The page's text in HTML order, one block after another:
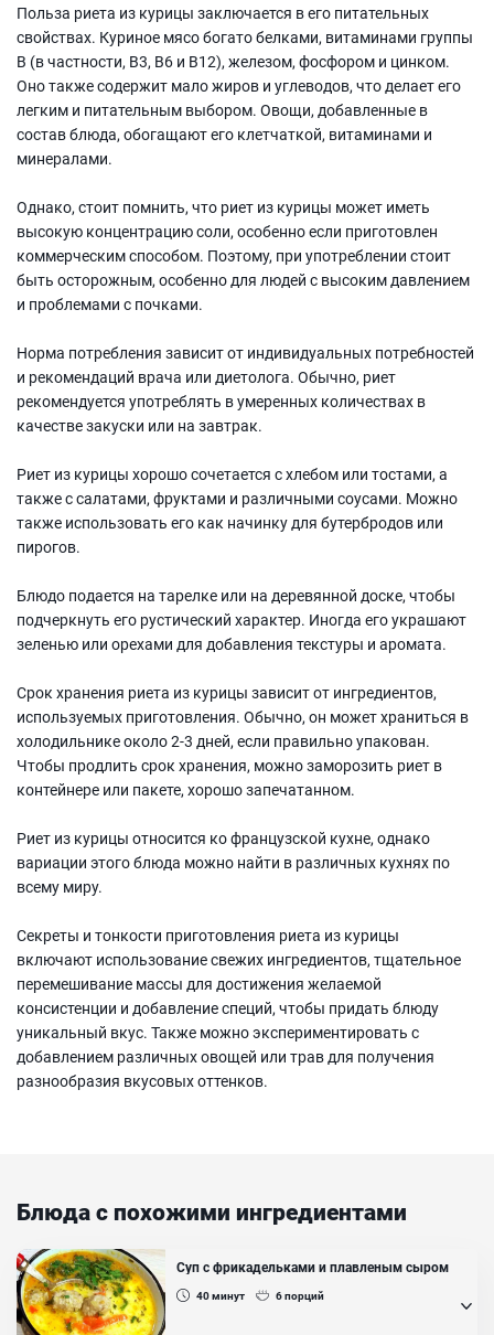
Польза риета из курицы заключается в его питательных
свойствах. Куриное мясо богато белками, витаминами группы
B (в частности, B3, B6 и B12), железом, фосфором и цинком.
Оно также содержит мало жиров и углеводов, что делает его
легким и питательным выбором. Овощи, добавленные в
состав блюда, обогащают его клетчаткой, витаминами и
минералами.
Однако, стоит помнить, что риет из курицы может иметь
высокую концентрацию соли, особенно если приготовлен
коммерческим способом. Поэтому, при употреблении стоит
быть осторожным, особенно для людей с высоким давлением
и проблемами с почками.
Норма потребления зависит от индивидуальных потребностей
и рекомендаций врача или диетолога. Обычно, риет
рекомендуется употреблять в умеренных количествах в
качестве закуски или на завтрак.
Риет из курицы хорошо сочетается с хлебом или тостами, а
также с салатами, фруктами и различными соусами. Можно
также использовать его как начинку для бутербродов или
пирогов.
Блюдо подается на тарелке или на деревянной доске, чтобы
подчеркнуть его рустический характер. Иногда его украшают
зеленью или орехами для добавления текстуры и аромата.
Срок хранения риета из курицы зависит от ингредиентов,
используемых приготовления. Обычно, он может храниться в
холодильнике около 2-3 дней, если правильно упакован.
Чтобы продлить срок хранения, можно заморозить риет в
контейнере или пакете, хорошо запечатанном.
Риет из курицы относится ко французской кухне, однако
вариации этого блюда можно найти в различных кухнях по
всему миру.
Секреты и тонкости приготовления риета из курицы
включают использование свежих ингредиентов, тщательное
перемешивание массы для достижения желаемой
консистенции и добавление специй, чтобы придать блюду
уникальный вкус. Также можно экспериментировать с
добавлением различных овощей или трав для получения
разнообразия вкусовых оттенков.
Блюда с похожими ингредиентами
Суп с фрикадельками и плавленым сыром
40минут 6порций